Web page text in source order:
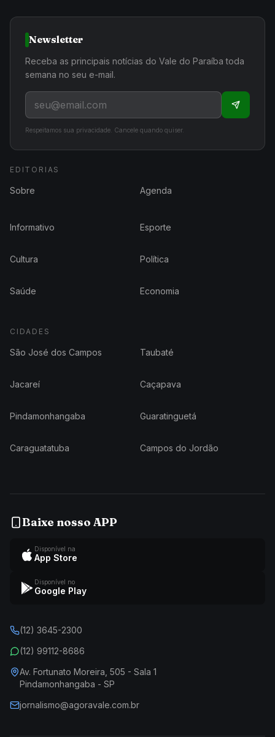
Newsletter
Receba as principais notícias do Vale do Paraíba toda
semana no seu e-mail.
Respeitamos sua privacidade. Cancele quando quiser.
EDITORIAS
Sobre Agenda
Informativo Esporte
Cultura Política
Saúde Economia
CIDADES
São José dos Campos Taubaté
Jacareí Caçapava
Pindamonhangaba Guaratinguetá
Caraguatatuba Campos do Jordão
Baixe nosso APP
Disponível na
App Store
Disponível no
Google Play
(12) 3645-2300
(12) 99112-8686
Av. Fortunato Moreira, 505 - Sala 1
Pindamonhangaba - SP
jornalismo@agoravale.com.br